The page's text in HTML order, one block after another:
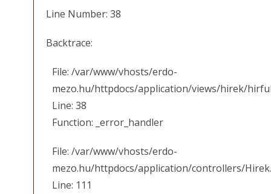
Line Number: 38
Backtrace:
File: /var/www/vhosts/erdo-
mezo.hu/httpdocs/application/views/hirek/
Line: 38
Function: _error_handler
File: /var/www/vhosts/erdo-
mezo.hu/httpdocs/application/controllers/
Line: 111